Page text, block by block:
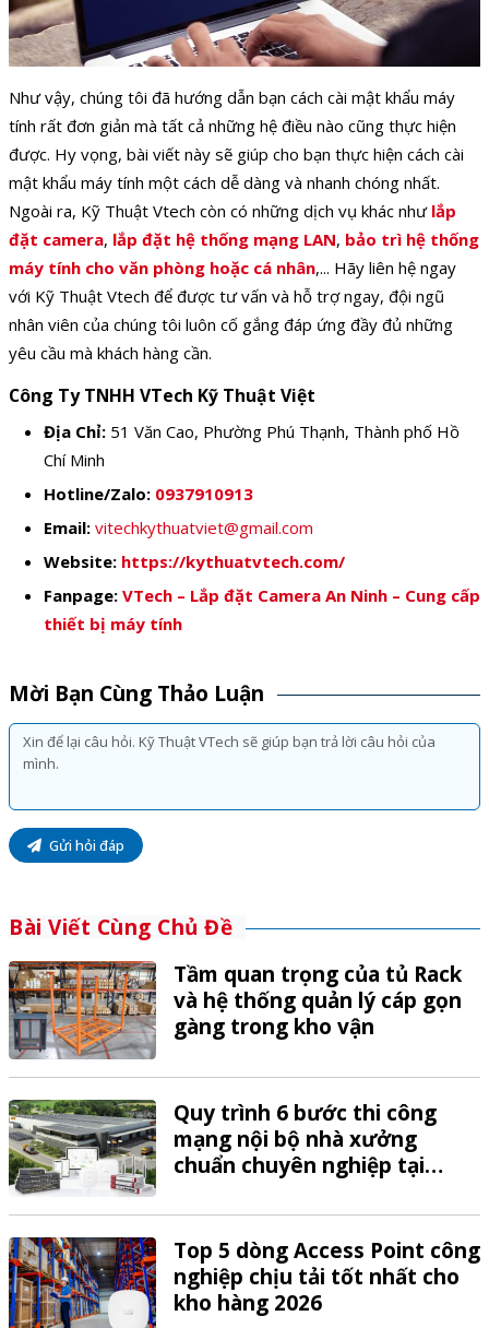
Như vậy, chúng tôi đã hướng dẫn bạn cách cài mật khẩu máy
tính rất đơn giản mà tất cả những hệ điều nào cũng thực hiện
được. Hy vọng, bài viết này sẽ giúp cho bạn thực hiện cách cài
mật khẩu máy tính một cách dễ dàng và nhanh chóng nhất.
Ngoài ra, Kỹ Thuật Vtech còn có những dịch vụ khác như lắp
đặt camera, lắp đặt hệ thống mạng LAN, bảo trì hệ thống
máy tính cho văn phòng hoặc cá nhân,... Hãy liên hệ ngay
với Kỹ Thuật Vtech để được tư vấn và hỗ trợ ngay, đội ngũ
nhân viên của chúng tôi luôn cố gắng đáp ứng đầy đủ những
yêu cầu mà khách hàng cần.
Công Ty TNHH VTech Kỹ Thuật Việt
Địa Chỉ: 51 Văn Cao, Phường Phú Thạnh, Thành phố Hồ
Chí Minh
Hotline/Zalo: 0937910913
Email: vitechkythuatviet@gmail.com
Website: https://kythuatvtech.com/
Fanpage: VTech – Lắp đặt Camera An Ninh – Cung cấp
thiết bị máy tính
Mời Bạn Cùng Thảo Luận
Gửi hỏi đáp
Bài Viết Cùng Chủ Đề
Tầm quan trọng của tủ Rack
và hệ thống quản lý cáp gọn
gàng trong kho vận
Quy trình 6 bước thi công
mạng nội bộ nhà xưởng
chuẩn chuyên nghiệp tại
Top 5 dòng Access Point công
nghiệp chịu tải tốt nhất cho
kho hàng 2026